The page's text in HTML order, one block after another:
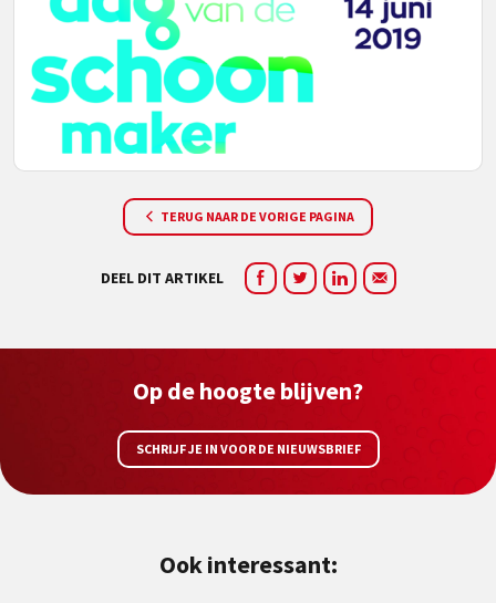
TERUG NAAR DE VORIGE PAGINA
DEEL DIT ARTIKEL
Op de hoogte blijven?
SCHRIJF JE IN VOOR DE NIEUWSBRIEF
Ook interessant: